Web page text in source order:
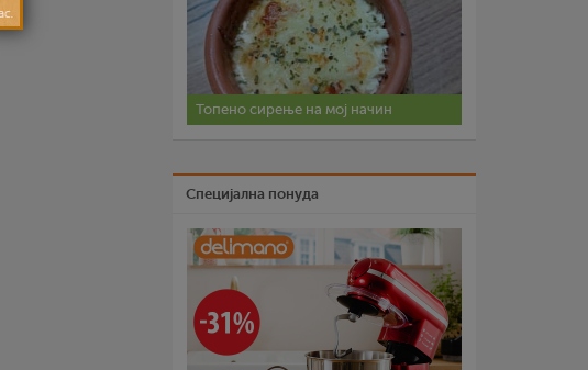
Топено сирење на мој начин
Специјална понуда